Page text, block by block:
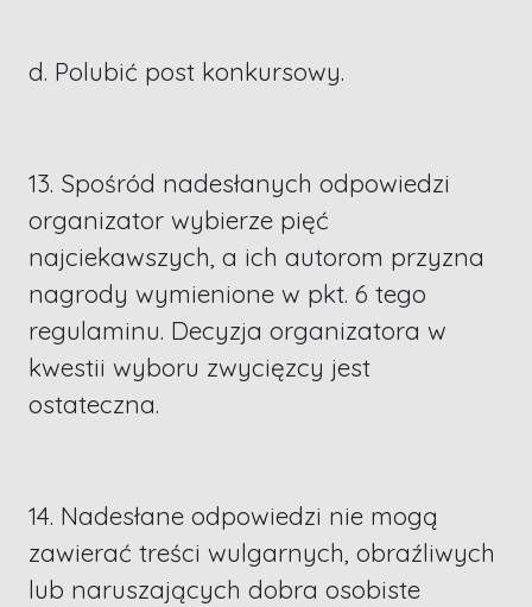
d. Polubić post konkursowy.
13. Spośród nadesłanych odpowiedzi
organizator wybierze pięć
najciekawszych, a ich autorom przyzna
nagrody wymienione w pkt. 6 tego
regulaminu. Decyzja organizatora w
kwestii wyboru zwycięzcy jest
ostateczna.
14. Nadesłane odpowiedzi nie mogą
zawierać treści wulgarnych, obraźliwych
lub naruszających dobra osobiste